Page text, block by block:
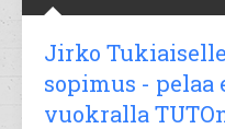
Jirko
sopimus -
vuokralla